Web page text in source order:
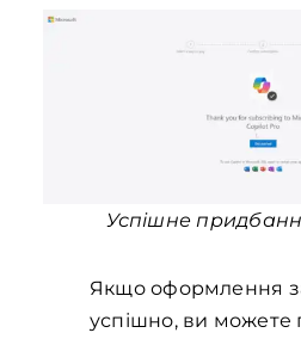
Успішне
Якщо оформлення
успішно, ви можете